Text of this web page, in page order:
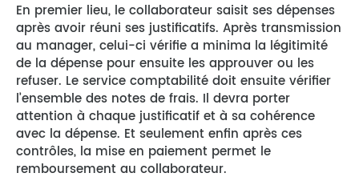
En premier lieu, le collaborateur saisit ses dépenses
après avoir réuni ses justificatifs. Après transmission
au manager, celui-ci vérifie a minima la légitimité
de la dépense pour ensuite les approuver ou les
refuser. Le service comptabilité doit ensuite vérifier
l’ensemble des notes de frais. Il devra porter
attention à chaque justificatif et à sa cohérence
avec la dépense. Et seulement enfin après ces
contrôles, la mise en paiement permet le
remboursement au collaborateur.